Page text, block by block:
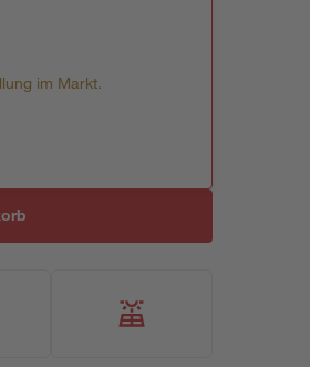
im Markt.